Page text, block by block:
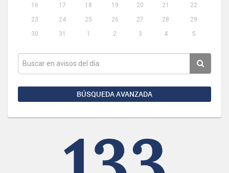
16
17 18 19 20 21
22
23
24 25 26 27 28
29
30
31 1 2 3 4 5
BÚSQUEDA AVANZADA